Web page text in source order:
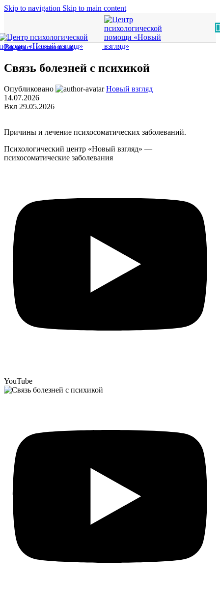
Skip to navigation Skip to main content
Видео о психологии
Связь болезней с психикой
Опубликовано
Новый взгляд
14.07.2026
Вкл 29.05.2026
Причины и лечение психосоматических заболеваний.
Психологический центр «Новый взгляд» —
психосоматические заболевания
YouTube